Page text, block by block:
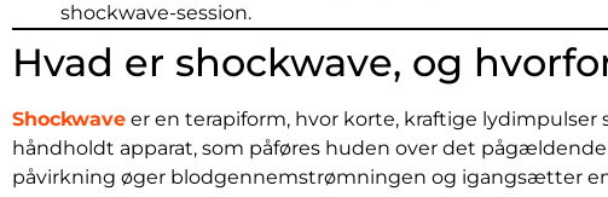
shockwave-session.
Hvad er shockwave, og
Shockwave er en terapiform, hvor korte, kraftige
håndholdt apparat, som påføres huden over det
påvirkning øger blodgennemstrømningen og igangsætter